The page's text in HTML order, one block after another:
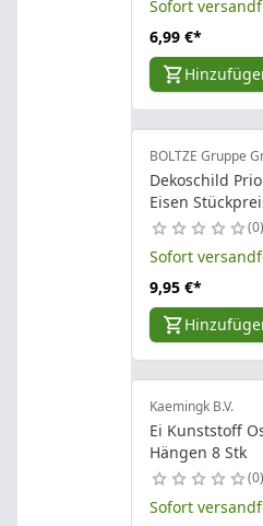
Sofort
6,99 €*
BOLTZE Gruppe
Dekoschild
Eisen
0
Sofort
9,95 €*
Kaemingk B.V.
Ei Kunststoff
Hängen 8 Stk
0
Sofort